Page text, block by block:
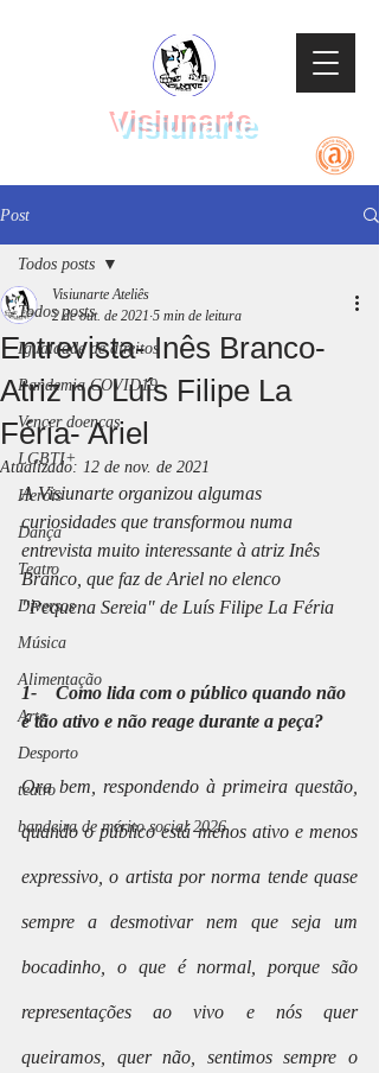
Visiunarte
Post
Todos posts
Igualdade de direitos
Pandemia COVID19
Vencer doenças
LGBTI+
Heróis
Dança
Teatro
Diversos
Música
Alimentação
Arte
Desporto
teatro
bandeira de mérito social 2026
Todos posts
Entrevista- Inês Branco-
Atriz no Luís Filipe La
Féria- Ariel
Visiunarte Ateliês
2 de out. de 2021 5 min de leitura
Atualizado: 12 de nov. de 2021
A Visiunarte organizou algumas
curiosidades que transformou numa
entrevista muito interessante à atriz Inês
Branco, que faz de Ariel no elenco
"Pequena Sereia" de Luís Filipe La Féria
1-    Como lida com o público quando não
é tão ativo e não reage durante a peça?
Ora bem, respondendo à primeira questão,
quando o público está menos ativo e menos
expressivo, o artista por norma tende quase
sempre a desmotivar nem que seja um
bocadinho, o que é normal, porque são
representações ao vivo e nós quer
queiramos, quer não, sentimos sempre o